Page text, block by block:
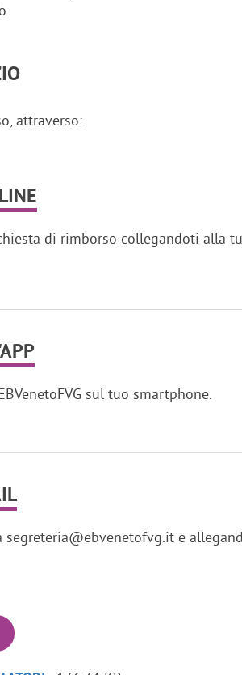
attraverso:
di rimborso collegandoti alla
sul tuo smartphone.
e